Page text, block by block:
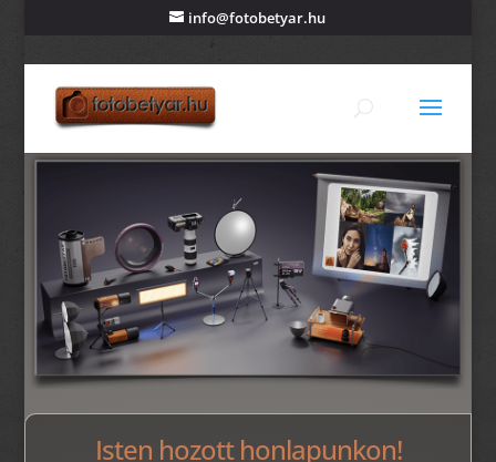
info@fotobetyar.hu
info@fotobetyar.hu +36 20 31 44 763
Isten hozott honlapunkon!